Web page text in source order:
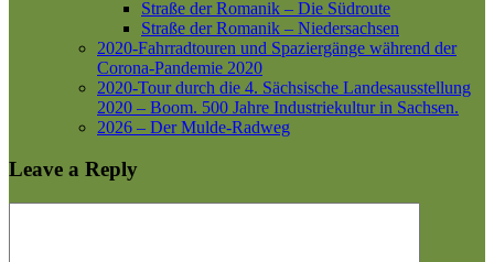
Straße der Romanik – Die Südroute
Straße der Romanik – Niedersachsen
2020-Fahrradtouren und Spaziergänge während der
Corona-Pandemie 2020
2020-Tour durch die 4. Sächsische Landesausstellung
2020 – Boom. 500 Jahre Industriekultur in Sachsen.
2026 – Der Mulde-Radweg
Leave a Reply